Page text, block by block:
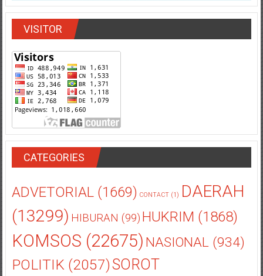
VISITOR
CATEGORIES
ADVETORIAL(1669) CONTACT(1) DAERAH
(13299) HIBURAN (99) HUKRIM (1868)
KOMSOS (22675) NASIONAL(934)
POLITIK(2057)SOROT